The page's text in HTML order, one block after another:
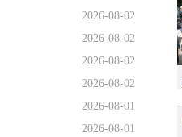
2026-08-02
2026-08-02
2026-08-02
2026-08-02
2026-08-01
2026-08-01